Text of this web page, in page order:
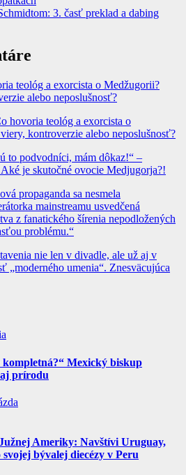
3. časť preklad a dabing
teológ a exorcista o Medžugorii?
alebo neposlušnosť?
hovoria teológ a exorcista o
kontroverzie alebo neposlušnosť?
to podvodníci, mám dôkaz!“ –
je skutočné ovocie Medjugorja?!
propaganda sa nesmela
mainstreamu usvedčená
z fanatického šírenia nepodložených
problému.“
nie len v divadle, ale už aj v
„moderného umenia“. Znesväcujúca
Mexický biskup
prírodu
Ameriky: Navštívi Uruguay,
bývalej diecézy v Peru